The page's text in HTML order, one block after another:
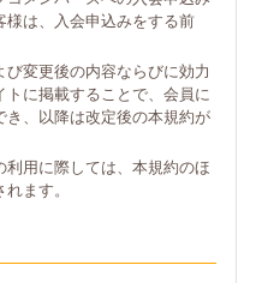
様は、入会申込みをする前
変更後の内容ならびに効力
に掲載することで、会員に
、以降は改定後の本規約が
用に際しては、本規約のほ
ます。